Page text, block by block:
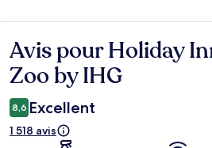
Avis
Avis pour Holiday
Zoo by IHG
8,6 Excellent
1 518 avis